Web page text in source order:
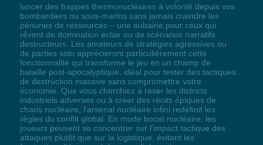
lancer des frappes thermonucléaires à volonté depuis vos
bombardiers ou sous-marins sans jamais craindre les
pénuries de ressources – une aubaine pour ceux qui
rêvent de domination éclair ou de scénarios narratifs
destructeurs. Les amateurs de stratégies agressives ou
de parties solo apprécieront particulièrement cette
fonctionnalité qui transforme le jeu en un champ de
bataille post-apocalyptique, idéal pour tester des tactiques
de destruction massive sans compromettre votre
économie. Que vous cherchiez à raser les districts
industriels adverses ou à créer des récits épiques de
chaos nucléaire, l'arsenal nucléaire infini redéfinit les
règles du conflit global. En mode boost nucléaire, les
joueurs peuvent se concentrer sur l'impact tactique des
attaques plutôt que sur la logistique, évitant les